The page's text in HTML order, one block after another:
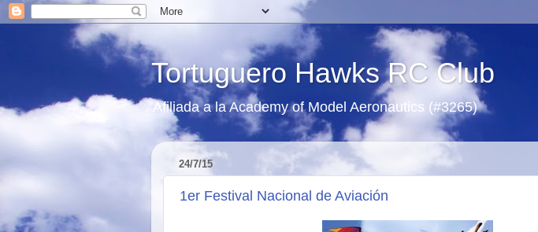
Tortuguero Hawks RC Club
Afiliada a la Academy of Model Aeronautics (#3265)
24/7/15
1er Festival Nacional de Aviación